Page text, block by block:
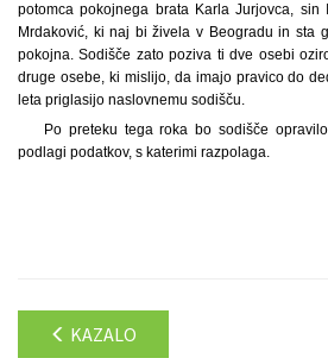
potomca pokojnega brata Karla Jurjovca,
Mrdaković, ki naj bi živela v Beogradu in sta
pokojna. Sodišče zato poziva ti dve osebi
druge osebe, ki mislijo, da imajo pravico do
leta priglasijo naslovnemu sodišču.
Po preteku tega roka bo sodišče
podlagi podatkov, s katerimi razpolaga.
KAZALO